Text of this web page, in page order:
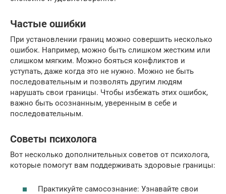
Частые ошибки
При установлении границ можно совершить несколько
ошибок. Например, можно быть слишком жестким или
слишком мягким. Можно бояться конфликтов и
уступать, даже когда это не нужно. Можно не быть
последовательным и позволять другим людям
нарушать свои границы. Чтобы избежать этих ошибок,
важно быть осознанным, уверенным в себе и
последовательным.
Советы психолога
Вот несколько дополнительных советов от психолога,
которые помогут вам поддерживать здоровые границы:
Практикуйте самосознание: Узнавайте свои